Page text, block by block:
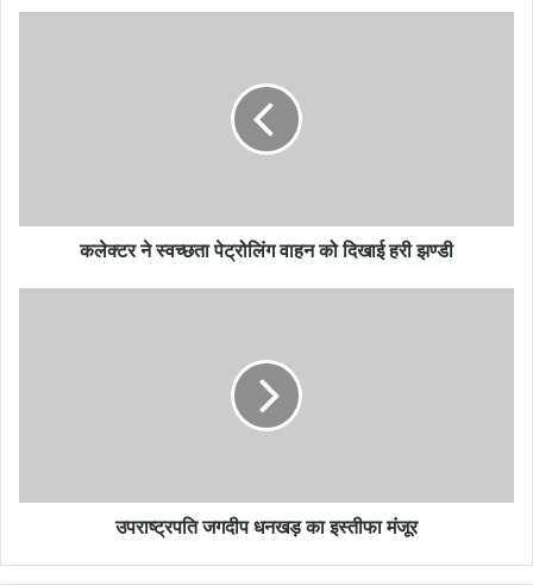
कलेक्टर ने स्वच्छता पेट्रोलिंग वाहन को दिखाई हरी झण्डी
उपराष्ट्रपति जगदीप धनखड़ का इस्तीफा मंजूर